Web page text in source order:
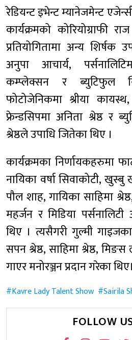
रेडियन्ट इभेन्ट म्यानेजमेन्ट
कार्यक्रमको कोरियोग्राफी
प्रतियोगितामा अन्य शिर्षक
अनुपा आचार्य,
कम्प्लेक्सन र ब्युटिफुल
फोटोजेनिकमा श्रीया
फ्रेन्डसिपमा अनिता श्रेष्ठ र
श्रेष्ठले उपाधि जितेका थिए ।
कार्यक्रमका निर्णायकहरुमा
नायिका वर्षा सिवाकोटी,
पौल शाह, गायिका साहिमा
महर्जन र मिडिया पर्सनालिटी
थिए । त्यसैगरी गुल्मी
सपन श्रेष्ठ, साहिमा श्रेष्ठ,
गाएर मनोरञ्जन प्रदान गरेका थिए।
Kavre Lady Talent Show Sairila
FOLLOW